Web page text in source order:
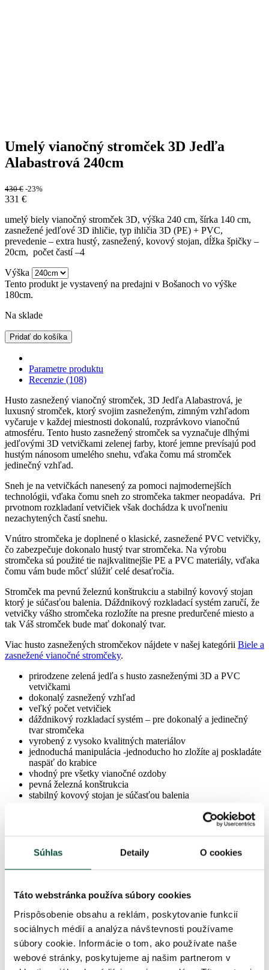
Súhlas Detaily O cookies
Táto webstránka používa súbory cookies
Prispôsobenie obsahu a reklám, poskytovanie funkcií
sociálnych médií a analýza návštevnosti používame
súbory cookie. Informácie o tom, ako používate naše
webové stránky, poskytujeme aj našim partnerom v
Umelý vianočný stromček 3D Jedľa
Alabastrová 240cm
430€ -23%
331 €
umelý biely vianočný stromček 3D, výška 240 cm, šírka 140 cm,
zasnežené jedľové 3D ihličie, typ ihličia 3D (PE) + PVC,
prevedenie – extra hustý, zasnežený, kovový stojan, dĺžka špičky –
20cm, počet častí –4
Výška
Tento produkt je vystavený na predajni v Bošanoch vo výške
180cm.
Na sklade
Pridať do košíka
Parametre produktu
Recenzie (108)
Husto zasnežený vianočný stromček, 3D Jedľa Alabastrová, je
luxusný stromček, ktorý svojim zasneženým, zimným vzhľadom
vyčaruje v každej miestnosti dokonalú, rozprávkovo vianočnú
atmosféru. Tento husto zasnežený stromček sa vyznačuje dlhými
jedľovými 3D vetvičkami zelenej farby, ktoré jemne prevísajú pod
hustým nánosom umelého snehu, vďaka čomu má stromček
jedinečný vzhľad.
Sneh je na vetvičkách nanesený za pomoci najmodernejších
technológii, vďaka čomu sneh zo stromčeka takmer neopadáva. Pri
prvotnom rozkladaní vetvičiek však dochádza k uvoľneniu
nezachytených častí snehu.
Vnútro stromčeka je doplnené o klasické, zasnežené PVC vetvičky,
čo zabezpečuje dokonalo hustý tvar stromčeka. Na výrobu
stromčeka sú použité tie najkvalitnejšie PE a PVC materiály, vďaka
čomu vám bude môcť slúžiť celé desaťročia.
Stromček ma pevnú železnú konštrukciu a stabilný kovový stojan
ktorý je súčasťou balenia. Dáždnikový rozkladací systém zaručí, že
vetvičky vášho stromčeka rozložíte na presne predurčené miesto a
tak Váš stromček bude mať dokonalý tvar.
Viac husto zasnežených stromčekov nájdete v našej kategórii Biele a
zasnežené vianočné stromčeky.
prirodzene zelená jedľa s husto zasneženými 3D a PVC
vetvičkami
dokonalý zasnežený vzhľad
veľký počet vetvičiek
dáždnikový rozkladací systém – pre dokonalý a jedinečný
tvar stromčeka
vyrobený z vysoko kvalitných materiálov
jednoduchá manipulácia -jednoducho ho zložíte aj poskladáte
naspäť do krabice
vhodný pre všetky vianočné ozdoby
pevná železná konštrukcia
stabilný kovový stojan je súčasťou balenia
Výška (so stojanom) 240cm
Počet vetvičiek spolu 1984
3D (PE) + PVC